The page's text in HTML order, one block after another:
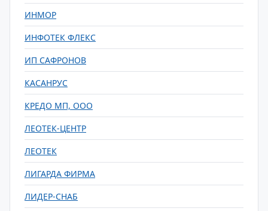
ИНМОР
ИНФОТЕК ФЛЕКС
ИП САФРОНОВ
КАСАНРУС
КРЕДО МП, ООО
ЛЕОТЕК-ЦЕНТР
ЛЕОТЕК
ЛИГАРДА ФИРМА
ЛИДЕР-СНАБ